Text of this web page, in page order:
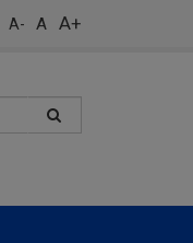
A- A A+